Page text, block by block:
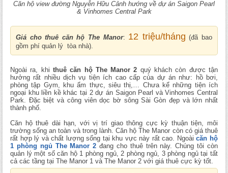
Căn hộ view đường Nguyễn Hữu Cảnh hướng về dự án Saigon Pearl
& Vinhomes Central Park
Giá cho thuê căn hộ The Manor: 12 triệu/tháng (đã bao
gồm phí quản lý tòa nhà).
Ngoài ra, khi thuê căn hộ The Manor 2 quý khách còn được tận
hưởng rất nhiều dịch vụ tiện ích cao cấp của dự án như: hồ bơi,
phòng tập Gym, khu ẩm thực, siêu thị,… Chưa kể những tiện ích
ngoại khu liền kề khác tại 2 dự án Saigon Pearl và Vinhomes Central
Park. Đặc biệt và công viên dọc bờ sông Sài Gòn đẹp và lớn nhất
thành phố.
Căn hộ thuê dài hạn, với vị trí giao thông cực kỳ thuận tiện, môi
trường sống an toàn và trong lành. Căn hộ The Manor còn có giá thuê
rất hợp lý và chất lượng sống tại khu vực này rất cao. Ngoàicăn hộ
1 phòng ngủ The Manor 2 đang cho thuê trên này. Chúng tôi còn
quản lý một số căn hộ 1 phòng ngủ, 2 phòng ngủ, 3 phòng ngủ tại tất
cả các tầng tại The Manor 1 và The Manor 2 với giá thuê cực kỳ tốt.